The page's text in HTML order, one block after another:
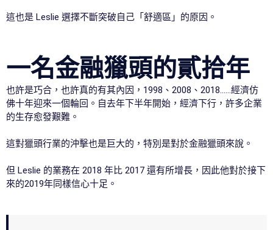
這也是 Leslie 選擇不斷突破自己「舒適區」的原因。
一名金融獵頭的貳拾年
也許是巧合，也許真的有其內因，1998、2008、2018……經濟仿
佛十年迎來一個輪回。自去年下半年開始，經濟下行，許多企業
的生存愈發艱難。
這對獵頭行業的沖擊也是巨大的，特別是對於金融獵頭來說。
但 Leslie 的業務在 2018 年比 2017 還有所增長，因此他對於接下
來的2019年同樣信心十足。